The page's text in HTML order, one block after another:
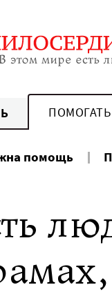
ПОМОГАТЬ
помощь